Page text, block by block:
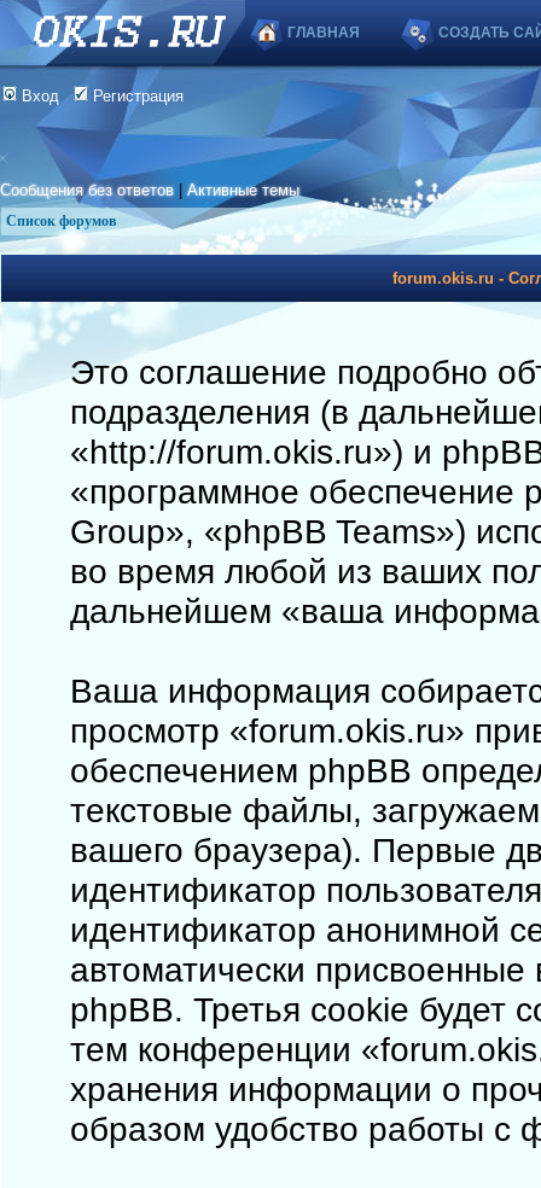
ГЛАВНАЯ СОЗДАТЬ
Вход Регистрация
Сообщения без ответов |Активные темы
Список форумов
forum.okis.ru -
Это соглашение подробно
подразделения (в
«http://forum.okis.ru») и
«программное обеспечение
Group», «phpBB Teams»)
во время любой из ваших
дальнейшем «ваша
Ваша информация
просмотр «forum.okis.ru»
обеспечением phpBB
текстовые файлы,
вашего браузера). Первые
идентификатор
идентификатор анонимной
автоматически
phpBB. Третья cookie будет
тем конференции
хранения информации о
образом удобство работы с